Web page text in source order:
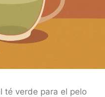
té verde para el pelo